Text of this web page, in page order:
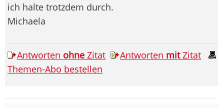
ich halte trotzdem durch.
Michaela
Antworten ohne Zitat Antworten mitZitat
Themen-Abo bestellen